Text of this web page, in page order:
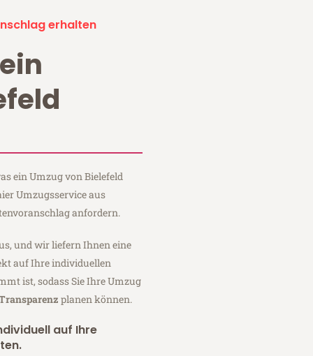
erhalten
ein Umzug von Bielefeld
Umzugsservice aus
anfordern.
und wir liefern Ihnen eine
auf Ihre individuellen
ist, sodass Sie Ihre Umzug
planen können.
auf Ihre